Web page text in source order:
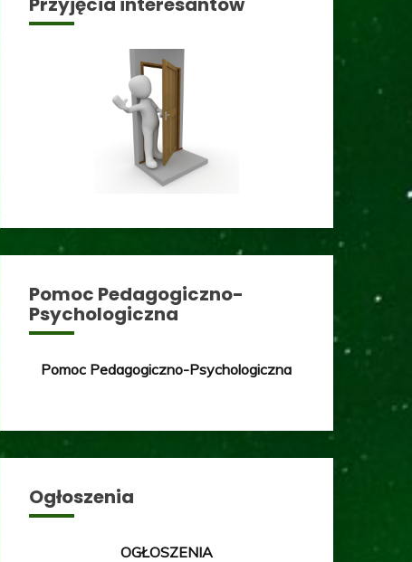
Pomoc Pedagogiczno-
Psychologiczna
Pomoc Pedagogiczno-Psychologiczna
Ogłoszenia
OGŁOSZENIA